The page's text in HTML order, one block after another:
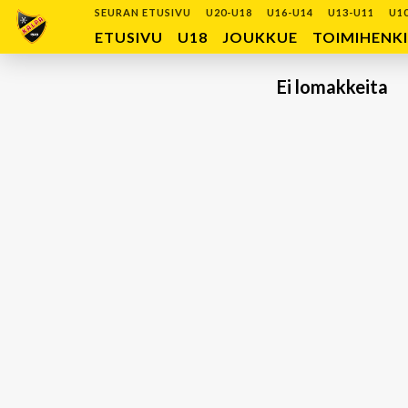
SEURAN ETUSIVU U20-U18 U16-U14 U13-U11
ETUSIVU U18 JOUKKUE
Ei lomakkeita